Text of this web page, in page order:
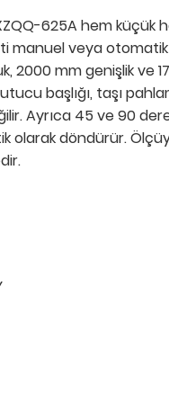
625A hem küçük
manuel veya otomatik
2000 mm genişlik ve
başlığı, taşı
Ayrıca 45 ve 90
olarak döndürür.